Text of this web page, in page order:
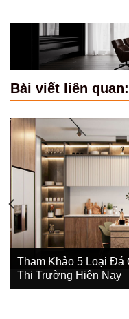
Bài viết liên quan:
Tham Khảo 3 Mẫu
Phòng Ngủ Đẹp